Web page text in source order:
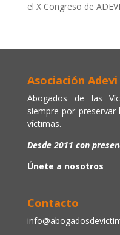
el X Congreso de
Asociación Adevi
Abogados de las
siempre por
víctimas.
Desde 2011 con
Únete a nosotros
Contacto